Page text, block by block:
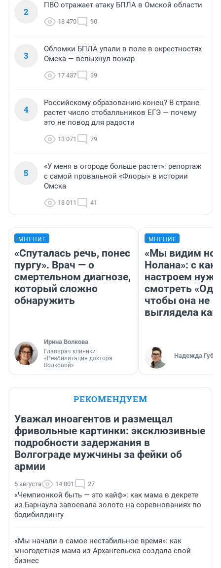
2
ПВО отражает атаку БПЛА в Омской области
18 470 90
3
Обломки БПЛА упали в поле в окрестностях
Омска — вспыхнул пожар
17 437 39
4
Российскому образованию конец? В стране
растет число стобалльников ЕГЭ — почему
это не повод для радости
13 071 79
5
«У меня в огороде больше растет»: репортаж
с самой провальной «Флоры» в истории
Омска
13 011 41
МНЕНИЕ
«Спуталась речь, понес
пургу». Врач — о
смертельном диагнозе,
который сложно
обнаружить
Ирина Волкова
Главврач клиники
«Реабилитация доктора
Волковой»
МНЕНИЕ
«Мы видим
Нолана»: с
настроем
смотреть
чтобы она не
выглядела как
Надежда
РЕКОМЕНДУЕМ
Уважал иноагентов и размещал
фривольные картинки: эксклюзивные
подробности задержания в
Волгограде мужчины за фейки об
армии
5 августа 14 801 27
«Чемпионкой быть — это кайф»: как мама в декрете
из Барнаула завоевала золото на соревнованиях по
бодибилдингу
«Мы начали в самое нестабильное время»: как
многодетная мама из Архангельска создала свой
бизнес